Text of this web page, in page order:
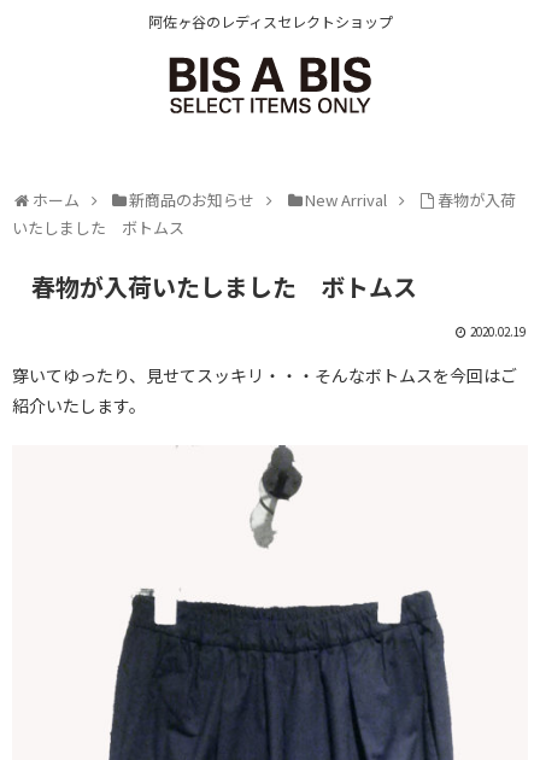
阿佐ヶ谷のレディスセレクトショップ
ホーム 新商品のお知らせ New Arrival
春物が入荷
いたしました ボトムス
春物が入荷いたしました ボトムス
2020.02.19
穿いてゆったり、見せてスッキリ・・・そんなボトムスを今回はご
紹介いたします。